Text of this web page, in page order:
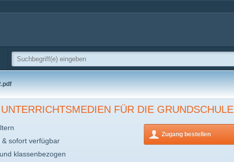
FÜR DIE GRUNDSCHULE
sofort verfügbar
klassenbezogen
Zugang bestellen